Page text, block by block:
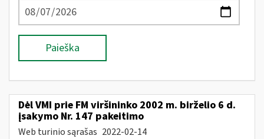
Paieška
Dėl VMI prie FM viršininko 2002 m. birželio 6 d.
įsakymo Nr. 147 pakeitimo
Web turinio sąrašas 2022-02-14